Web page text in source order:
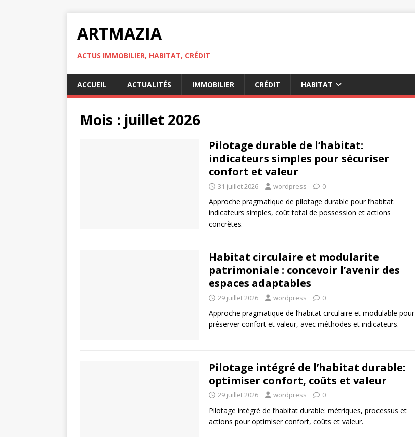
ARTMAZIA
ACTUS IMMOBILIER, HABITAT, CRÉDIT
ACCUEIL ACTUALITÉS IMMOBILIER CRÉDIT HABITAT
Mois : juillet 2026
Pilotage durable de l’habitat:
indicateurs simples pour sécuriser
confort et valeur
31 juillet 2026 wordpress 0
Approche pragmatique de pilotage durable pour l’habitat:
indicateurs simples, coût total de possession et actions
concrètes.
Habitat circulaire et modularite
patrimoniale : concevoir l’avenir des
espaces adaptables
29 juillet 2026 wordpress 0
Approche pragmatique de l’habitat circulaire et modulable pour
préserver confort et valeur, avec méthodes et indicateurs.
Pilotage intégré de l’habitat durable:
optimiser confort, coûts et valeur
29 juillet 2026 wordpress 0
Pilotage intégré de l’habitat durable: métriques, processus et
actions pour optimiser confort, coûts et valeur.